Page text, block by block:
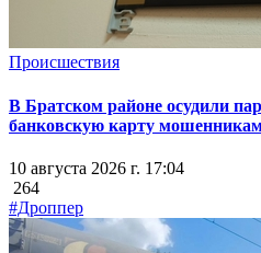
Происшествия
В Братском районе осудили
банковскую карту
10 августа 2026 г. 17:04
264
#Дроппер